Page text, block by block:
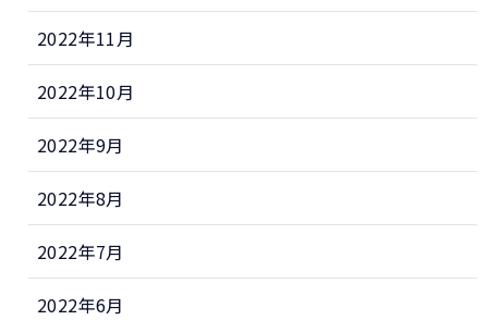
2022年11月
2022年10月
2022年9月
2022年8月
2022年7月
2022年6月